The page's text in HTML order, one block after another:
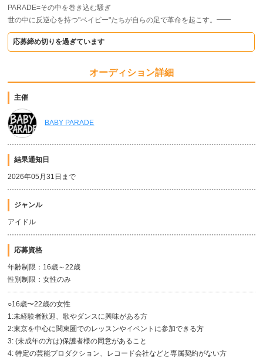
PARADE=その中を巻き込む騒ぎ
世の中に反逆心を持つ"ベイビー"たちが自らの足で革命を起こす。━━
応募締め切りを過ぎています
オーディション詳細
主催
BABY PARADE
結果通知日
2026年05月31日まで
ジャンル
アイドル
応募資格
年齢制限：16歳～22歳
性別制限：女性のみ
○16歳〜22歳の女性
1:未経験者歓迎、歌やダンスに興味がある方
2:東京を中心に関東圏でのレッスンやイベントに参加できる方
3: (未成年の方は)保護者様の同意があること
4: 特定の芸能プロダクション、レコード会社などと専属契約がない方